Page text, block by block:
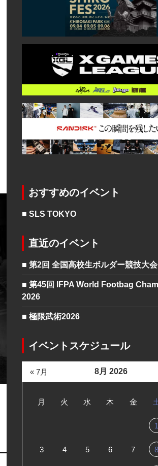
おすすめのイベント
■ SLS TOKYO
直近のイベント
■ 第2回 全国高校生ボルダー競技大会
■ 第45回 IFPA World Footbag
2026
■ 極限武術2026
イベントスケジュール
8月 2026
月 火 水 木 金
1
3 4 5 6 7 8
« 7月